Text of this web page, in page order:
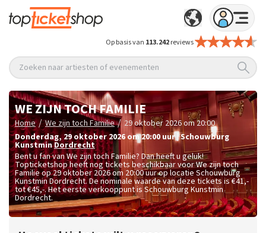
Op basis van 113.242reviews
Zoeken naar artiesten of evenementen
WE ZIJN TOCH FAMILIE
Home / We zijn toch Familie / 29 oktober 2026 om 20:00
donderdag,29 oktober 2026 om 20:00 uur |Schouwburg
KunstminDordrecht
Bent u fan van We zijn toch Familie? Dan heeft u geluk!
Topticketshop heeft nog tickets beschikbaar voor We zijn toch
Familie op 29 oktober 2026 om 20:00 uur op locatie Schouwburg
Kunstmin Dordrecht. De nominale waarde van deze tickets is€41,-
tot €45,-. Het eerste verkooppunt is Schouwburg Kunstmin
Dordrecht.